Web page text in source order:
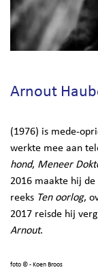
Arnout
(1976) is mede-
werkte mee aan
hond, Meneer
2016 maakte hij
reeks Ten oorlog,
2017 reisde hij
Arnout.
foto© - Koen Broos